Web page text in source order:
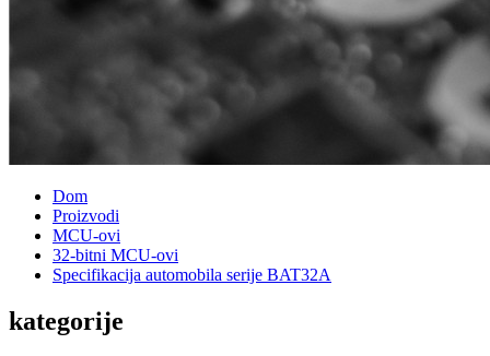
Dom
Proizvodi
MCU-ovi
32-bitni MCU-ovi
Specifikacija automobila serije BAT32A
kategorije